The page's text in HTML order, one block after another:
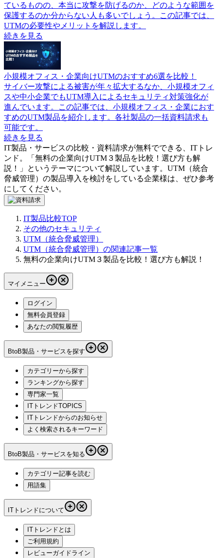
ているものの、本当に攻撃を防げるのか、どのような範囲を
保護するのか分からない人も多いでしょう。この記事では、
UTMの必要性やメリットを解説します。
続きを見る
小規模オフィス・企業向けUTMのおすすめ6選を比較！
サイバー攻撃による被害が年々拡大するなか、小規模オフィ
スや中小企業でもUTM導入によるセキュリティ対策強化が
進んでいます。この記事では、小規模オフィス・企業におす
すめのUTM製品を紹介します。各社製品の一括資料請求も
可能です。
続きを見る
IT製品・サービスの比較・資料請求が無料でできる、ITトレ
ンド。「 無料の企業向けUTM３製品を比較！選び方も解
説！
」というテーマについて解説しています。 UTM（統合
脅威管理） の製品導入を検討をしている企業様は、ぜひ参考
にしてください。
IT製品比較TOP
その他のセキュリティ
UTM（統合脅威管理）
UTM（統合脅威管理）の関連記事一覧
無料の企業向けUTM３製品を比較！選び方も解説！
マイメニュー
ログイン
無料会員登録
あなたの閲覧履歴
BtoB製品・サービスを探す
カテゴリーから探す
ランキングから探す
専門家一覧
ITトレンドTOPICS
ITトレンドからのお知らせ
よく検索されるキーワード
BtoB製品・サービスを知る
カテゴリー記事を読む
用語集
ITトレンドについて
ITトレンドとは
ご利用規約
レビューガイドライン